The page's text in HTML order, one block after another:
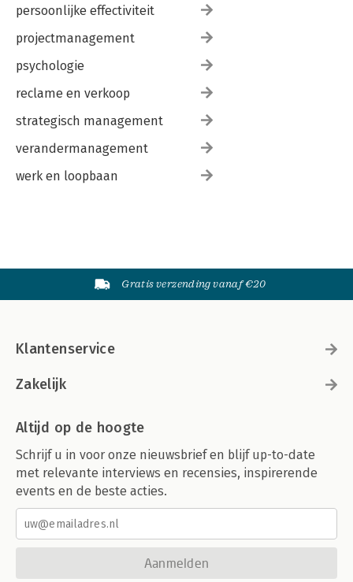
persoonlijke effectiviteit
projectmanagement
psychologie
reclame en verkoop
strategisch management
verandermanagement
werk en loopbaan
Gratis verzending vanaf €20
Klantenservice
Zakelijk
Altijd op de hoogte
Schrijf u in voor onze nieuwsbrief en blijf up-to-date
met relevante interviews en recensies, inspirerende
events en de beste acties.
Aanmelden